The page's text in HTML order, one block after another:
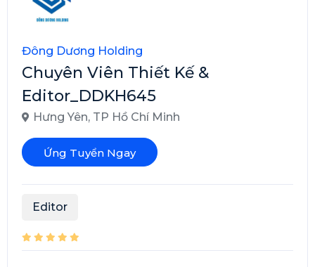
Đông Dương Holding
Chuyên Viên Thiết Kế &
Editor_DDKH645
Hưng Yên, TP Hồ Chí Minh
Ứng Tuyển Ngay
Editor